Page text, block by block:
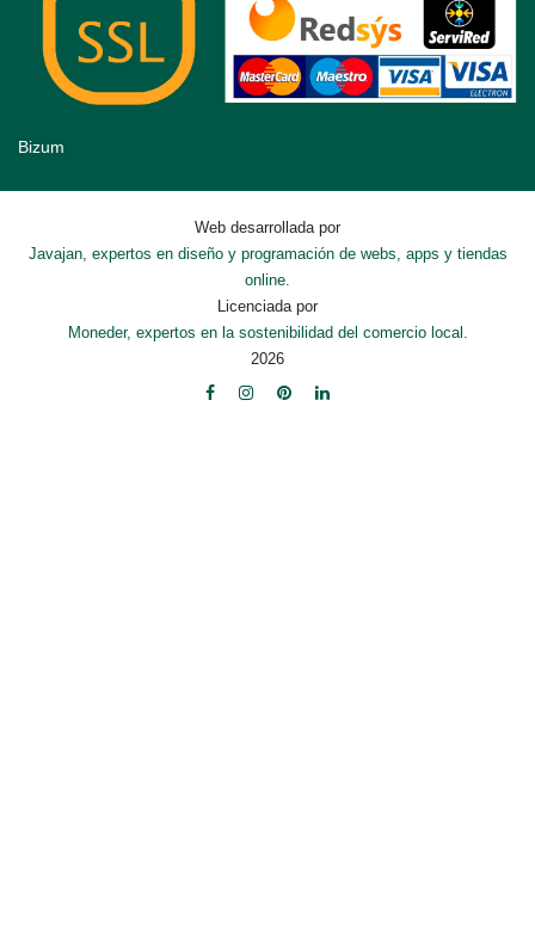
Bizum
Web desarrollada por
Javajan, expertos en diseño y programación de webs, apps y tiendas
online.
Licenciada por
Moneder, expertos en la sostenibilidad del comercio local.
2026